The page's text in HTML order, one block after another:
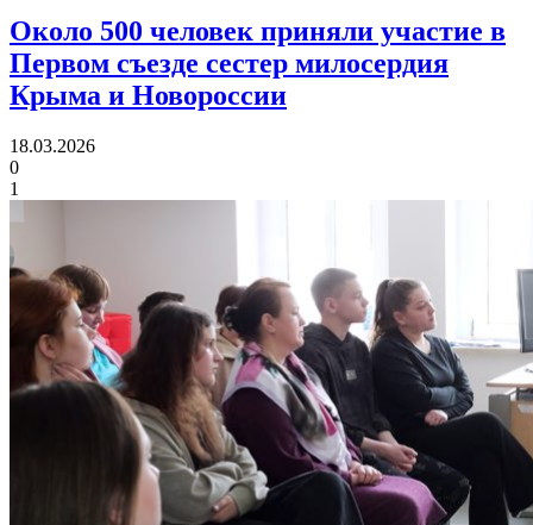
Около 500 человек приняли участие в
Первом съезде сестер милосердия
Крыма и Новороссии
18.03.2026
0
1